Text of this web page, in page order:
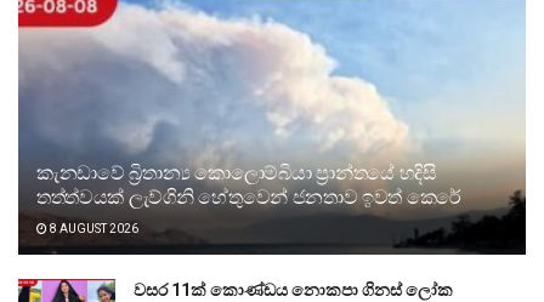
කැනඩාවේ බ්‍රිතාන්‍ය කොලොම්බියා ප්‍රාන්තයේ හදිසි
තත්ත්වයක් ලැව්ගිනි හේතුවෙන් ජනතාව ඉවත් කෙරේ
8 AUGUST 2026
වසර 11ක් කොණ්ඩය නොකපා ගිනස් ලෝක